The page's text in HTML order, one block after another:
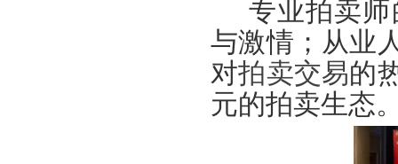
关于开展2026年度行业信用承诺活动的通知（第二批正式启动）
“协会+媒体+法律联动 助力企业发展”系列活动之八——走访会员单位北京懋隆拍卖有
北京拍卖协会会长姚光锋在2026年全国拍卖行业协会工作会上的交流发言稿
北京拍卖协会参加“2026年全国拍卖行业协会工作会”——姚光锋会长做交流发言
聚势 积微 修德 灵变——协会五届三次会员大会总结发言稿
专业拍卖
与激情；从业
对拍卖交易的
元的拍卖生态